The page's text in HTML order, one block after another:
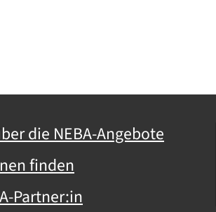
die NEBA-Angebote
finden
Partner:in